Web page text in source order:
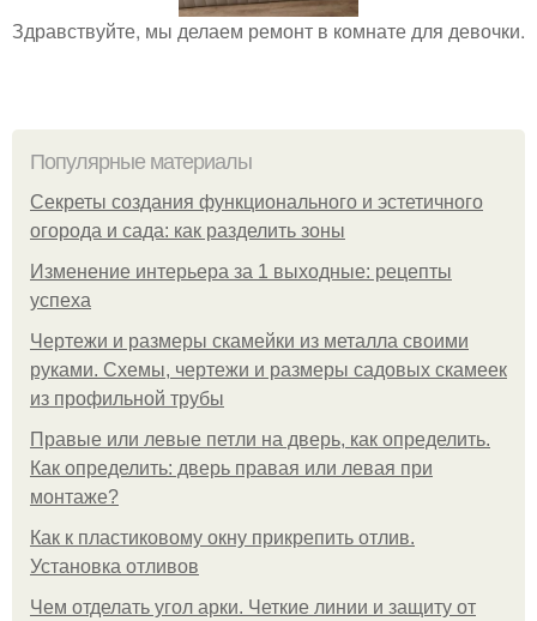
Здравствуйте, мы делаем ремонт в комнате для девочки.
Популярные материалы
Секреты создания функционального и эстетичного
огорода и сада: как разделить зоны
Изменение интерьера за 1 выходные: рецепты
успеха
Чертежи и размеры скамейки из металла своими
руками. Схемы, чертежи и размеры садовых скамеек
из профильной трубы
Правые или левые петли на дверь, как определить.
Как определить: дверь правая или левая при
монтаже?
Как к пластиковому окну прикрепить отлив.
Установка отливов
Чем отделать угол арки. Четкие линии и защиту от